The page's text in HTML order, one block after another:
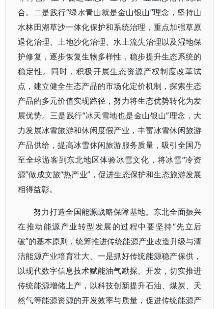
合。二是践行“绿水青山就是金山银山”理念，坚持山
水林田湖草沙一体化保护和系统治理，重点加强草原
退化治理、土地沙化治理、水土流失治理以及湿地保
护修复，逐步恢复生物多样性，稳步提升生态系统的
稳定性。同时，积极开展生态资源产权制度改革试
点，建立健全生态产品的市场化定价机制，探索生态
产品的多元价值实现路径，努力将生态优势转化为发
展优势。三是践行“冰天雪地也是金山银山”理念，大
力发展冰雪旅游和休闲度假产业，丰富冰雪休闲旅游
产品供给，提高冰雪休闲旅游服务质量，吸引全国乃
至全球游客到东北地区体验冰雪文化，将冰雪“冷资
源”做成文旅“热产业”，促进生态保护和生态旅游发展
相得益彰。
努力打造全国能源战略保障基地。东北全面振兴
在推动能源产业转型发展的过程中要坚持“先立后
破”的基本原则，统筹推进传统能源产业改造升级与清
洁能源产业培育壮大。一是抓好传统能源稳产保供，
以现代数字信息技术赋能油气勘探、开发，切实推进
传统能源增储上产，以科技创新提升石油、煤炭、天
然气等能源资源的开发效率与质量，促进传统能源产